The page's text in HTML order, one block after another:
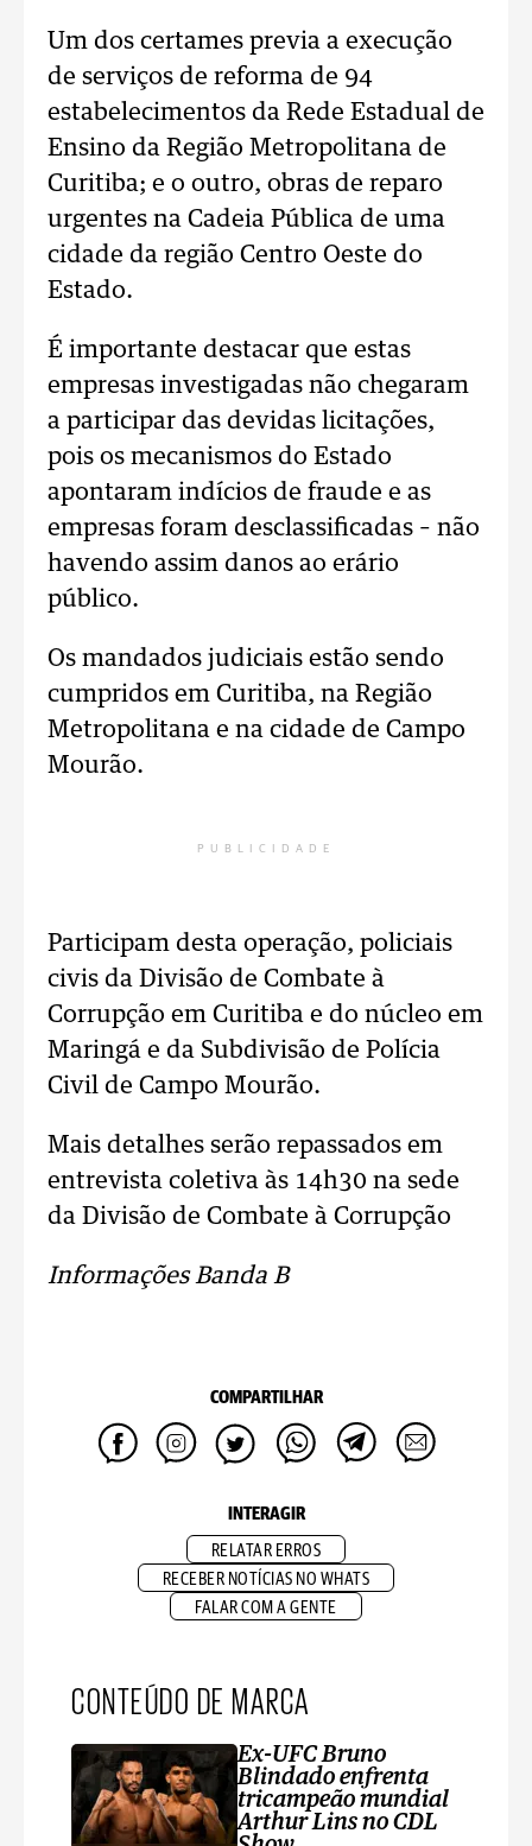
Um dos certames previa a execução
de serviços de reforma de 94
estabelecimentos da Rede Estadual de
Ensino da Região Metropolitana de
Curitiba; e o outro, obras de reparo
urgentes na Cadeia Pública de uma
cidade da região Centro Oeste do
Estado.
É importante destacar que estas
empresas investigadas não chegaram
a participar das devidas licitações,
pois os mecanismos do Estado
apontaram indícios de fraude e as
empresas foram desclassificadas – não
havendo assim danos ao erário
público.
Os mandados judiciais estão sendo
cumpridos em Curitiba, na Região
Metropolitana e na cidade de Campo
Mourão.
PUBLICIDADE
Participam desta operação, policiais
civis da Divisão de Combate à
Corrupção em Curitiba e do núcleo em
Maringá e da Subdivisão de Polícia
Civil de Campo Mourão.
Mais detalhes serão repassados em
entrevista coletiva às 14h30 na sede
da Divisão de Combate à Corrupção
Informações Banda B
COMPARTILHAR
INTERAGIR
RELATAR ERROS
RECEBER NOTÍCIAS NO WHATS
FALAR COM A GENTE
CONTEÚDO DE MARCA
Ex-UFC Bruno
Blindado enfrenta
tricampeão mundial
Arthur Lins no CDL